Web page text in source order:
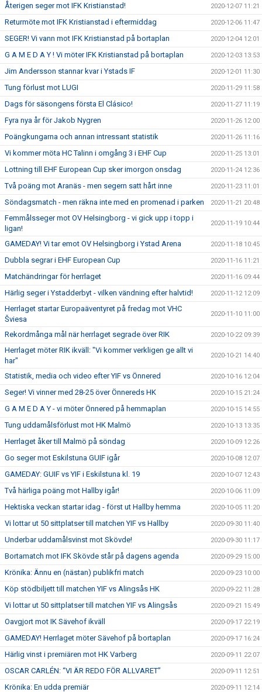
Återigen seger mot IFK Kristianstad! 2020-12-07 11:21
Returmöte mot IFK Kristianstad i eftermiddag 2020-12-06 11:47
SEGER! Vi vann mot IFK Kristianstad på bortaplan 2020-12-04 12:01
G A M E D A Y ! Vi möter IFK Kristianstad på bortaplan 2020-12-03 13:53
Jim Andersson stannar kvar i Ystads IF 2020-12-01 11:30
Tung förlust mot LUGI 2020-11-29 11:58
Dags för säsongens första El Clásico! 2020-11-27 11:19
Fyra nya år för Jakob Nygren 2020-11-26 12:00
Poängkungarna och annan intressant statistik 2020-11-26 11:16
Vi kommer möta HC Talinn i omgång 3 i EHF Cup 2020-11-25 13:01
Lottning till EHF European Cup sker imorgon onsdag 2020-11-24 12:36
Två poäng mot Aranäs - men segern satt hårt inne 2020-11-23 11:01
Söndagsmatch - men räkna inte med en promenad i parken 2020-11-21 20:48
Femmålsseger mot OV Helsingborg - vi gick upp i topp i
ligan!
2020-11-19 10:44
GAMEDAY! Vi tar emot OV Helsingborg i Ystad Arena 2020-11-18 10:45
Dubbla segrar i EHF European Cup 2020-11-16 11:21
Matchändringar för herrlaget 2020-11-16 09:44
Härlig seger i Ystadderbyt - vilken vändning efter halvtid! 2020-11-12 12:09
Herrlaget startar Europaäventyret på fredag mot VHC
Šviesa
2020-11-10 11:00
Rekordmånga mål när herrlaget segrade över RIK 2020-10-22 09:39
Herrlaget möter RIK ikväll: "Vi kommer verkligen ge allt vi
har"
2020-10-21 14:40
Statistik, media och video efter YIF vs Önnered 2020-10-16 12:04
Seger! Vi vinner med 28-25 över Önnereds HK 2020-10-15 21:24
G A M E D A Y - vi möter Önnered på hemmaplan 2020-10-15 14:55
Tung uddamålsförlust mot HK Malmö 2020-10-13 13:35
Herrlaget åker till Malmö på söndag 2020-10-09 12:26
Go seger mot Eskilstuna GUIF igår 2020-10-08 12:07
GAMEDAY: GUIF vs YIF i Eskilstuna kl. 19 2020-10-07 12:43
Två härliga poäng mot Hallby igår! 2020-10-06 11:09
Hektiska veckan startar idag - först ut Hallby hemma 2020-10-05 11:20
Vi lottar ut 50 sittplatser till matchen YIF vs Hallby 2020-09-30 11:40
Underbar uddamålsvinst mot Skövde! 2020-09-30 11:17
Bortamatch mot IFK Skövde står på dagens agenda 2020-09-29 15:00
Krönika: Ännu en (nästan) publikfri match 2020-09-23 10:00
Köp stödbiljett till matchen YIF vs Alingsås HK 2020-09-22 11:28
Vi lottar ut 50 sittplatser till matchen YIF vs Alingsås 2020-09-21 15:49
Oavgjort mot IK Sävehof ikväll 2020-09-17 22:19
GAMEDAY! Herrlaget möter Sävehof på bortaplan 2020-09-17 16:24
Härlig vinst i premiären mot HK Varberg 2020-09-11 22:07
OSCAR CARLÉN: “VI ÄR REDO FÖR ALLVARET” 2020-09-11 12:51
Krönika: En udda premiär 2020-09-11 12:14